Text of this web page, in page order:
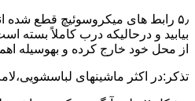
۵٫ رابط های ﻣﯿﮑﺮوﺳﻮﺋﯿﭻ ﻗﻄﻊ
ﺑﯿﺎﺑﯿﺪ و درحالیکه درب کاملاً
از ﻣﺤﻞ خود ﺧﺎرج کرده و بهوسیله
ﺗﺬﮐﺮ:در اﮐﺜﺮ ماشینهای